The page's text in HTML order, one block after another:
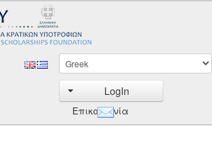
LogIn
Επικοινωνία